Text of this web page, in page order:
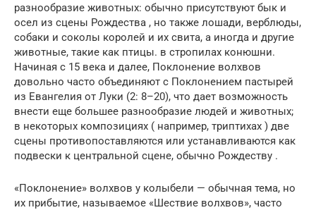
разнообразие животных: обычно присутствуют бык и
осел из сцены Рождества , но также лошади, верблюды,
собаки и соколы королей и их свита, а иногда и другие
животные, такие как птицы. в стропилах конюшни.
Начиная с 15 века и далее, Поклонение волхвов
довольно часто объединяют с Поклонением пастырей
из Евангелия от Луки (2: 8–20), что дает возможность
внести еще большее разнообразие людей и животных;
в некоторых композициях ( например, триптихах ) две
сцены противопоставляются или устанавливаются как
подвески к центральной сцене, обычно Рождеству .
«Поклонение» волхвов у колыбели — обычная тема, но
их прибытие, называемое «Шествие волхвов», часто